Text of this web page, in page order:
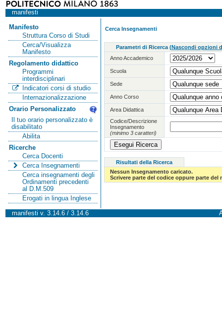
manifesti
Manifesto
Struttura Corso di Studi
Cerca/Visualizza
Manifesto
Regolamento didattico
Programmi
interdisciplinari
Indicatori corsi di studio
Internazionalizzazione
Orario Personalizzato
Il tuo orario personalizzato è
disabilitato
Abilita
Ricerche
Cerca Docenti
Cerca Insegnamenti
Cerca insegnamenti degli
Ordinamenti precedenti
al D.M.509
Erogati in lingua Inglese
Cerca Insegnamenti
Parametri di Ricerca (Nascondi opzioni
Anno Accademico
Scuola
Sede
Anno Corso
Area Didattica
Codice/Descrizione
Insegnamento
(minimo 3 caratteri)
Risultati della Ricerca
Nessun Insegnamento caricato.
Scrivere parte del codice oppure parte
manifesti v. 3.14.6 / 3.14.6